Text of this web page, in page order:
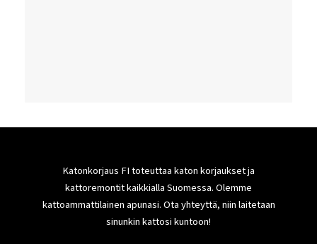
Katonkorjaus FI toteuttaa katon korjaukset ja
kattoremontit kaikkialla Suomessa. Olemme
kattoammattilainen apunasi. Ota yhteyttä, niin laitetaan
sinunkin kattosi kuntoon!